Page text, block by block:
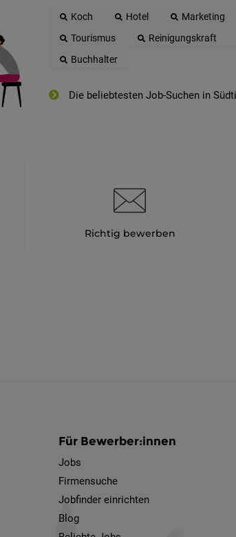
Koch Hotel Marketing
Tourismus
Reinigungskraft
Buchhalter
Die beliebtesten Job-Suchen in
Richtig bewerben
Für Bewerber:innen
Jobs
Firmensuche
Jobfinder einrichten
Blog